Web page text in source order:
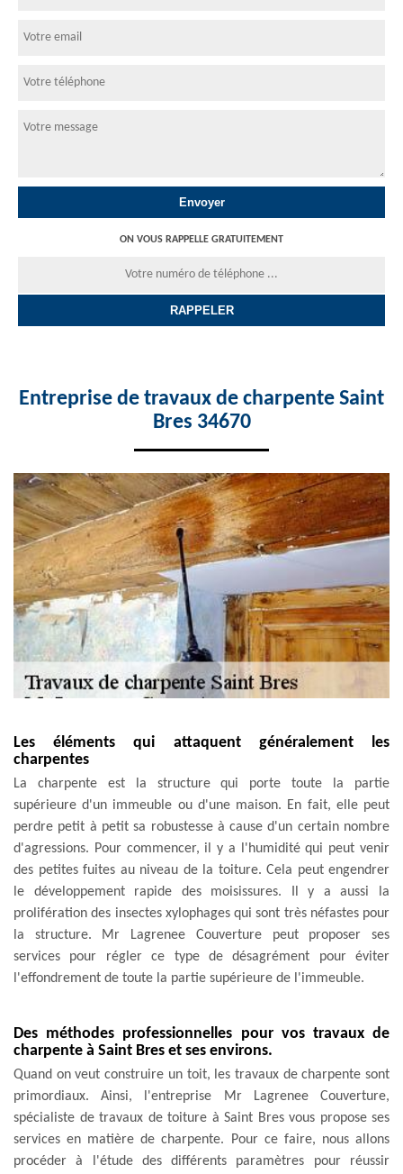
ON VOUS RAPPELLE GRATUITEMENT
Entreprise de travaux de charpente Saint
Bres 34670
Les éléments qui attaquent généralement les
charpentes
La charpente est la structure qui porte toute la partie
supérieure d'un immeuble ou d'une maison. En fait, elle peut
perdre petit à petit sa robustesse à cause d'un certain nombre
d'agressions. Pour commencer, il y a l'humidité qui peut venir
des petites fuites au niveau de la toiture. Cela peut engendrer
le développement rapide des moisissures. Il y a aussi la
prolifération des insectes xylophages qui sont très néfastes pour
la structure. Mr Lagrenee Couverture peut proposer ses
services pour régler ce type de désagrément pour éviter
l'effondrement de toute la partie supérieure de l'immeuble.
Des méthodes professionnelles pour vos travaux de
charpente à Saint Bres et ses environs.
Quand on veut construire un toit, les travaux de charpente sont
primordiaux. Ainsi, l'entreprise Mr Lagrenee Couverture,
spécialiste de travaux de toiture à Saint Bres vous propose ses
services en matière de charpente. Pour ce faire, nous allons
procéder à l'étude des différents paramètres pour réussir